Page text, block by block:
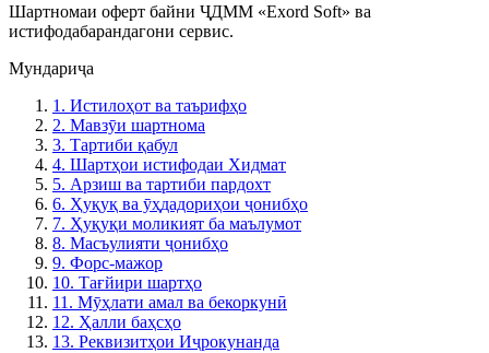
Шартномаи оферт байни ҶДММ «Exord Soft» ва
истифодабарандагони сервис.
Мундариҷа
1. Истилоҳот ва таърифҳо
2. Мавзӯи шартнома
3. Тартиби қабул
4. Шартҳои истифодаи Хидмат
5. Арзиш ва тартиби пардохт
6. Ҳуқуқ ва ӯҳдадориҳои ҷонибҳо
7. Ҳуқуқи моликият ба маълумот
8. Масъулияти ҷонибҳо
9. Форс-мажор
10. Тағйири шартҳо
11. Мӯҳлати амал ва бекоркунӣ
12. Ҳалли баҳсҳо
13. Реквизитҳои Иҷрокунанда